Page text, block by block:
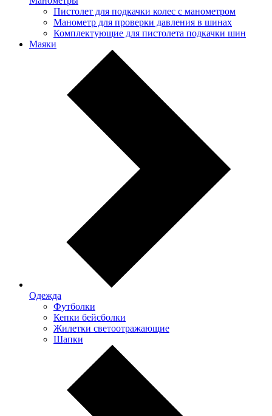
Пистолет для подкачки колес с манометром
Манометр для проверки давления в шинах
Комплектующие для пистолета подкачки шин
Маяки
Одежда
Футболки
Кепки бейсболки
Жилетки светоотражающие
Шапки